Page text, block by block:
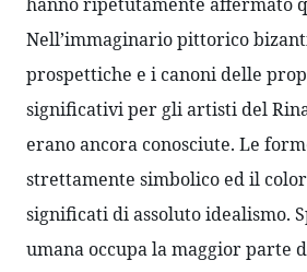
Nell’immaginario pittorico
prospettiche e i canoni delle
significativi per gli artisti del
erano ancora conosciute. Le
strettamente simbolico ed il
significati di assoluto idealismo.
umana occupa la maggior parte